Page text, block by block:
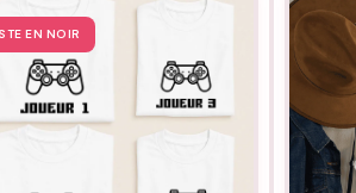
EN NOIR